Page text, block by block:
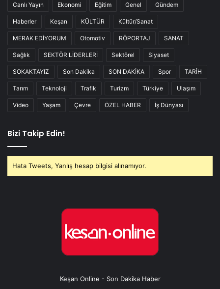
Canlı Yayın Ekonomi Eğitim Genel Gündem
Haberler Keşan KÜLTÜR Kültür/Sanat
MERAK EDİYORUM Otomotiv RÖPORTAJ SANAT
Sağlık SEKTÖR LİDERLERİ Sektörel Siyaset
SOKAKTAYIZ Son Dakika SON DAKİKA Spor TARİH
Tarım Teknoloji Trafik Turizm Türkiye Ulaşım
Video Yaşam Çevre ÖZEL HABER İş Dünyası
Bizi Takip Edin!
Hata Tweets, Yanlış hesap bilgisi alınamıyor.
Keşan Online - Son Dakika Haber